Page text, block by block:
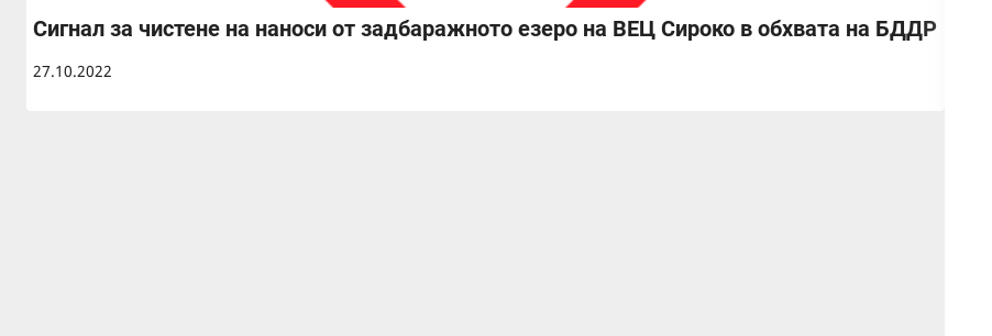
Сигнал за чистене на наноси от задбаражното езеро на ВЕЦ Сироко в обхвата на БДДР
27.10.2022